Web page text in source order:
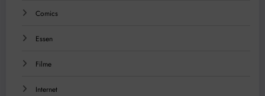
Comics
Essen
Filme
Internet